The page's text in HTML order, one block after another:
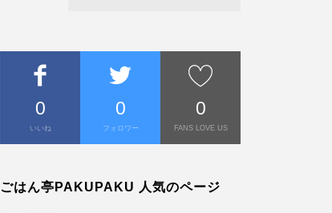
0
いいね
0
フォロワー
0
FANS LOVE US
ごはん亭PAKUPAKU 人気のページ